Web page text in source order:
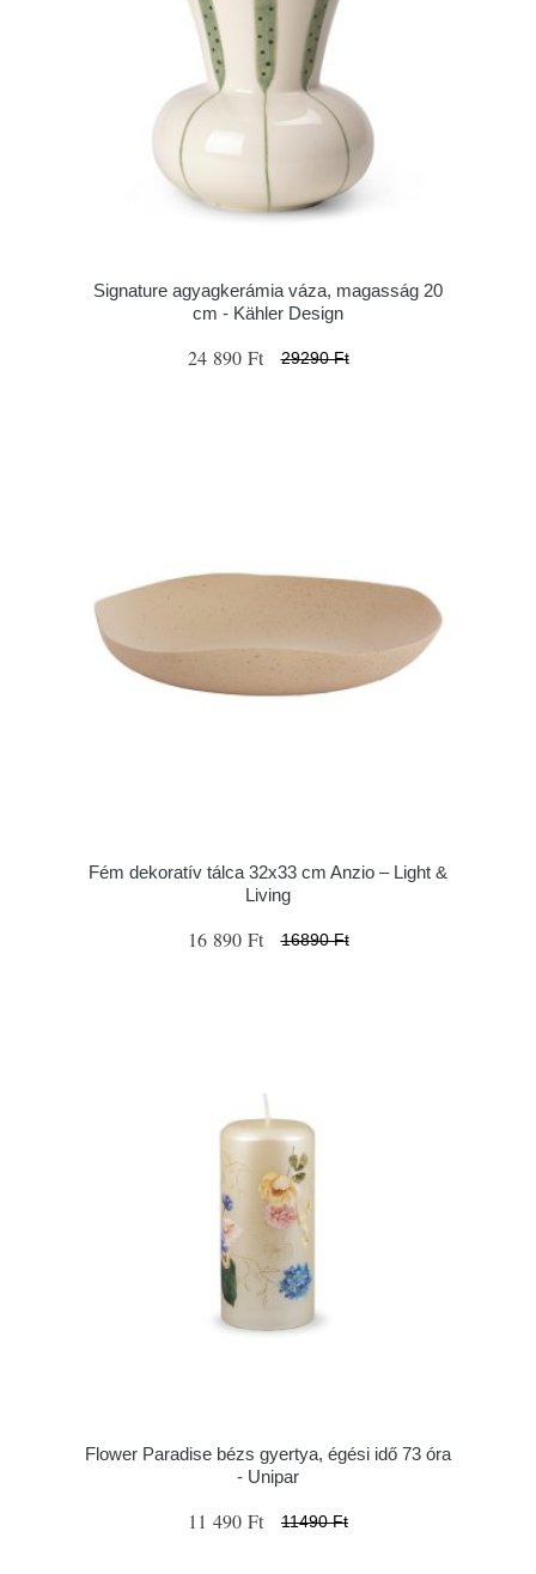
Signature agyagkerámia váza, magasság 20
cm - Kähler Design
24 890 Ft 29290 Ft
Fém dekoratív tálca 32x33 cm Anzio – Light &
Living
16 890 Ft 16890 Ft
Flower Paradise bézs gyertya, égési idő 73 óra
- Unipar
11 490 Ft 11490 Ft